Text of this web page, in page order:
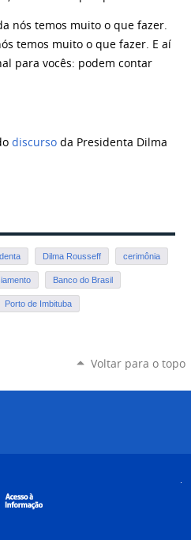
nós temos muito o que fazer.
temos muito o que fazer. E aí
para vocês: podem contar
discurso da Presidenta Dilma
Dilma Rousseff cerimônia
Banco do Brasil
Porto de Imbituba
Voltar para o topo